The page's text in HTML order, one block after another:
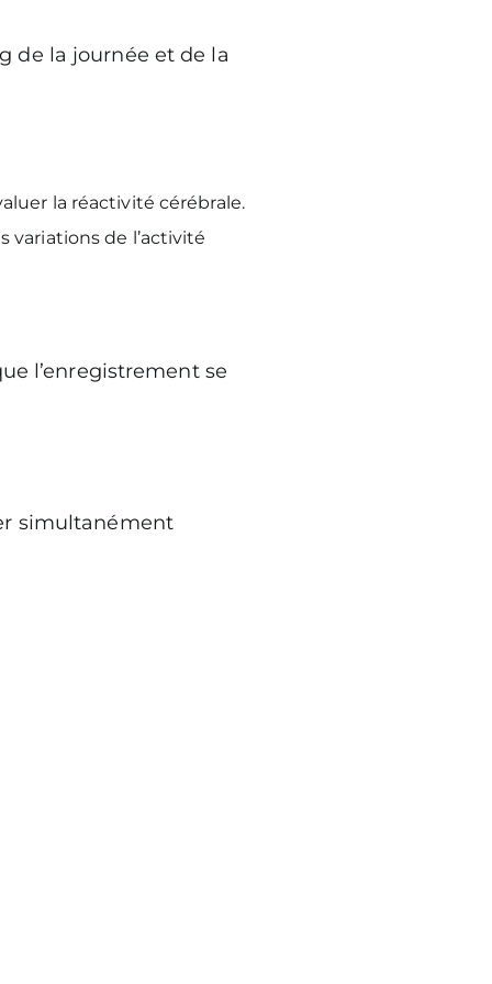
de la journée et de la
la réactivité cérébrale.
variations de l’activité
l’enregistrement se
simultanément